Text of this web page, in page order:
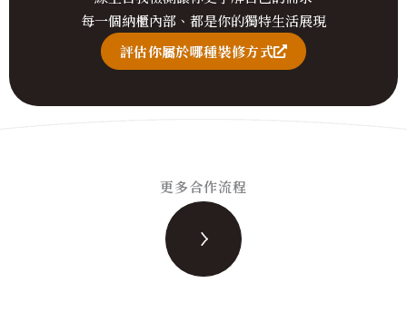
每一個納櫃內部、都是你的獨特生活展現
評估你屬於哪種裝修方式
更多合作流程